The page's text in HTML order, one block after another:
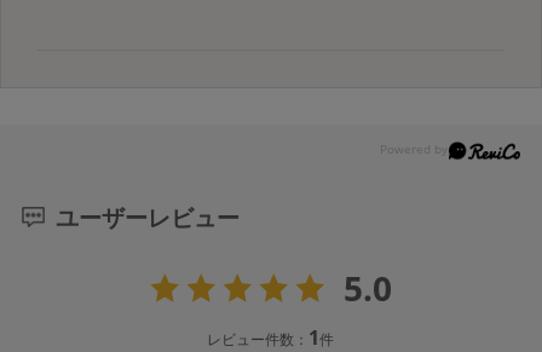
ユーザーレビュー
5.0
レビュー件数： 1件